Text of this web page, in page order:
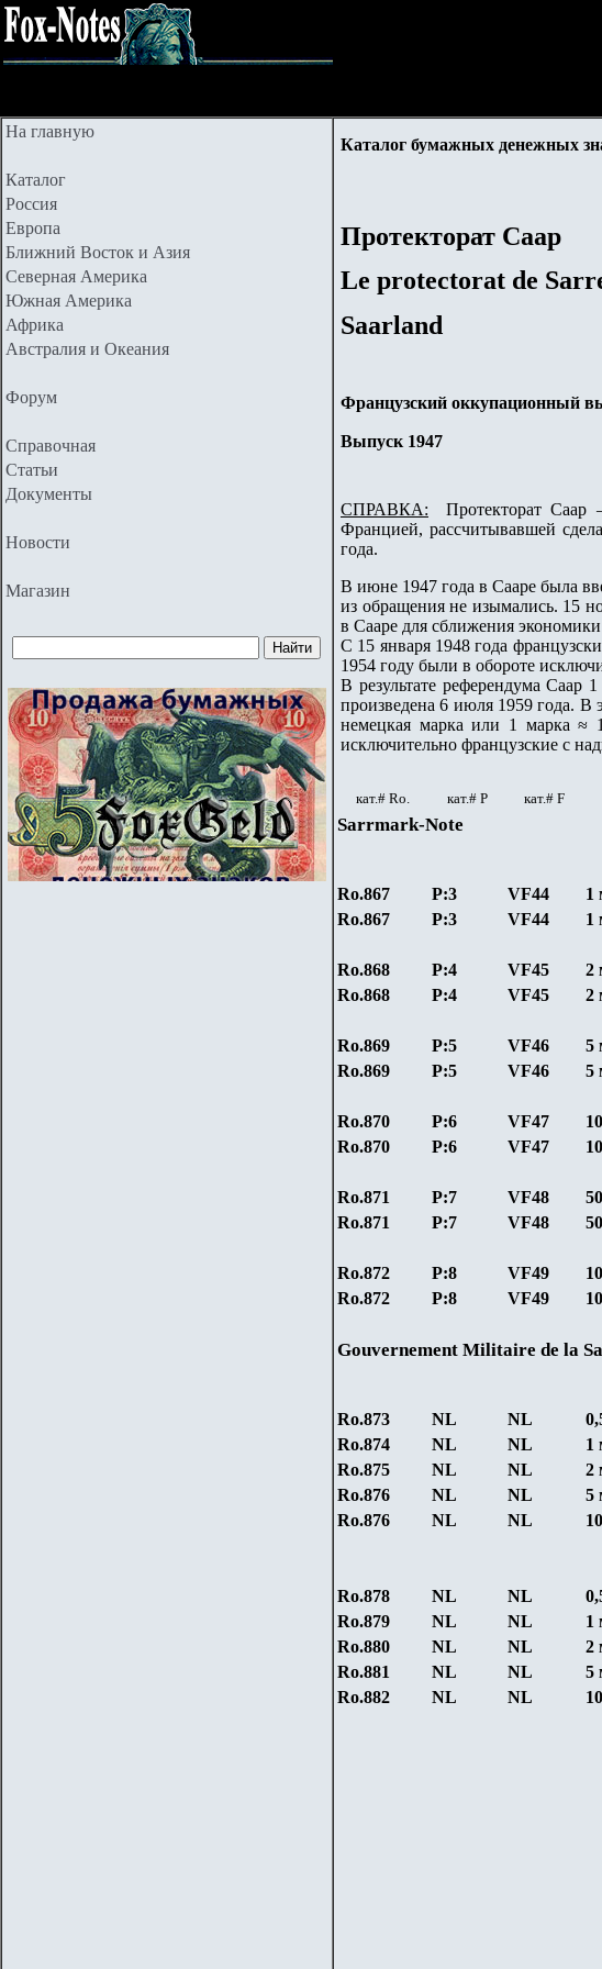
На главную
Каталог
Россия
Европа
Ближний Восток и Азия
Северная Америка
Южная Америка
Африка
Австралия и Океания
Форум
Справочная
Статьи
Документы
Новости
Магазин
Каталог бумажных денежных
Протекторат Саар
Le protectorat de
Saarland
Французский оккупационный
Выпуск 1947
СПРАВКА: Протекторат Саар
Францией, рассчитывавшей
года.
В июне 1947 года в Сааре была
из обращения не изымались. 15
в Сааре для сближения
С 15 января 1948 года
1954 году были в обороте
В результате референдума Саар
произведена 6 июля 1959 года. В
немецкая марка или 1 марка ≈
исключительно французские с
кат.# Ro. кат.# P кат.# F
Sarrmark-Note
Ro.867
P:3 VF44 1
Ro.867
P:3 VF44 1
Ro.868 P:4 VF45 2
Ro.868 P:4 VF45 2
Ro.869 P:5 VF46 5
Ro.869
P:5 VF46 5
Ro.870 P:6 VF47
Ro.870
P:6 VF47
Ro.871 P:7 VF48
Ro.871
P:7 VF48
Ro.872 P:8 VF49
Ro.872
P:8 VF49
Gouvernement Militaire de la
Ro.873
NL NL
Ro.874 NL NL 1
Ro.875 NL NL 2
Ro.876 NL NL 5
Ro.876 NL NL
Ro.878
NL NL
Ro.879 NL NL 1
Ro.880 NL NL 2
Ro.881 NL NL 5
Ro.882 NL NL